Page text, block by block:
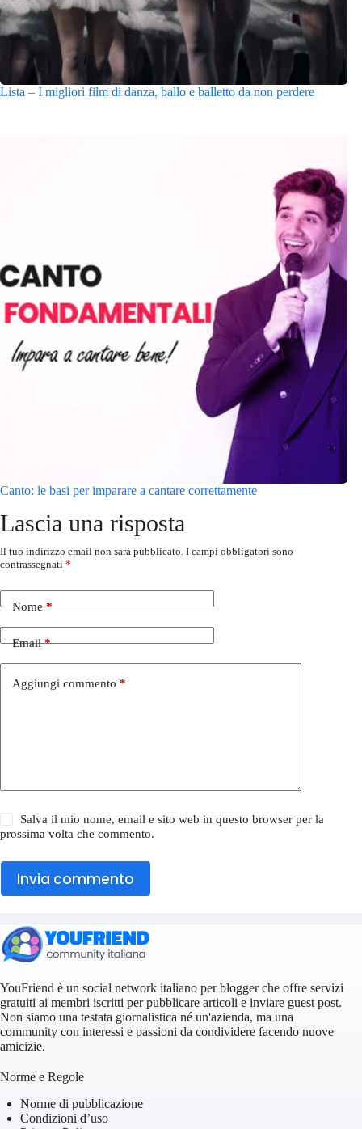
Lista – I migliori film di danza, ballo e balletto da non perdere
Canto: le basi per imparare a cantare correttamente
Lascia una risposta
Il tuo indirizzo email non sarà pubblicato. I campi obbligatori sono
contrassegnati *
Nome*
Email*
Aggiungi commento *
Salva il mio nome, email e sito web in questo browser per la
prossima volta che commento.
Invia commento
YouFriend è un social network italiano per blogger che offre servizi
gratuiti ai membri iscritti per pubblicare articoli e inviare guest post.
Non siamo una testata giornalistica né un'azienda, ma una
community con interessi e passioni da condividere facendo nuove
amicizie.
Norme e Regole
Norme di pubblicazione
Condizioni d’uso